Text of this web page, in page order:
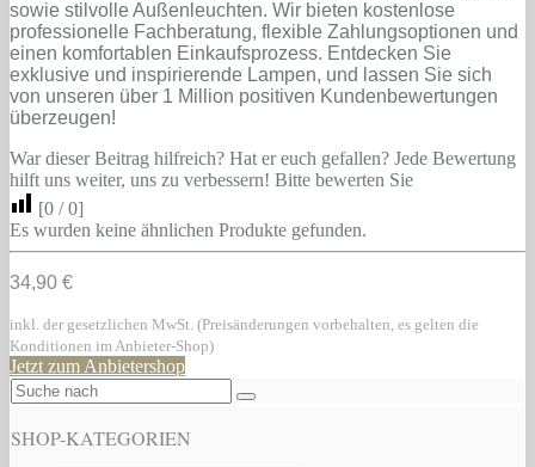
sowie stilvolle Außenleuchten. Wir bieten kostenlose
professionelle Fachberatung, flexible Zahlungsoptionen und
einen komfortablen Einkaufsprozess. Entdecken Sie
exklusive und inspirierende Lampen, und lassen Sie sich
von unseren über 1 Million positiven Kundenbewertungen
überzeugen!
War dieser Beitrag hilfreich? Hat er euch gefallen? Jede Bewertung
hilft uns weiter, uns zu verbessern! Bitte bewerten Sie
[0 /0]
Es wurden keine ähnlichen Produkte gefunden.
34,90 €
inkl. der gesetzlichen MwSt. (Preisänderungen vorbehalten, es gelten die
Konditionen im Anbieter-Shop)
Jetzt zum Anbietershop
SHOP-KATEGORIEN